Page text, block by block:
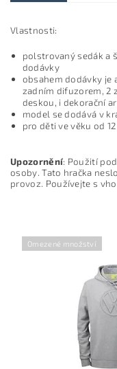
Vlastnosti:
polstrovaný sedák a
dodávky
obsahem dodávky je
zadním difuzorem, 2
deskou, i dekorační
model se dodává v
pro děti ve věku od
Upozornění: Použití
osoby. Tato hračka
provoz. Používejte s
Omezené množství